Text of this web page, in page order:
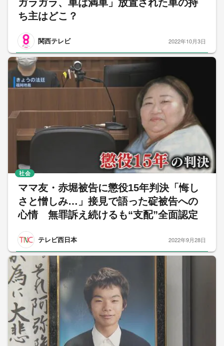
ガラガラ、車は満車」放置された車の持
ち主はどこ？
関西テレビ 2022年10月3日
ママ友・赤堀被告に懲役15年判決「悔し
さと憎しみ…」接見で語った碇被告への
心情 無罪訴え続けるも“支配”全面認定
テレビ西日本
社会
2022年9月28日